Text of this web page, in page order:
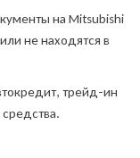
на Mitsubishi
не находятся в
трейд-ин